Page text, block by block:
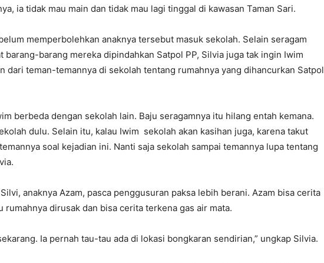
ia tidak mau main dan tidak mau lagi tinggal di kawasan Taman Sari.
memperbolehkan anaknya tersebut masuk sekolah. Selain seragam
barang-barang mereka dipindahkan Satpol PP, Silvia juga tak ingin Iwim
dari teman-temannya di sekolah tentang rumahnya yang dihancurkan Satpol
berbeda dengan sekolah lain. Baju seragamnya itu hilang entah kemana.
dulu. Selain itu, kalau Iwim sekolah akan kasihan juga, karena takut
soal kejadian ini. Nanti saja sekolah sampai temannya lupa tentang
anaknya Azam, pasca penggusuran paksa lebih berani. Azam bisa cerita
rumahnya dirusak dan bisa cerita terkena gas air mata.
Ia pernah tau-tau ada di lokasi bongkaran sendirian,” ungkap Silvia.